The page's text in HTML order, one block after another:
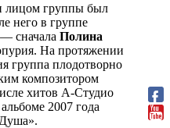
лицом группы был
него в группе
сначала Полина
На протяжении
группа плодотворно
композитором
хитов А-Студио
2007 года